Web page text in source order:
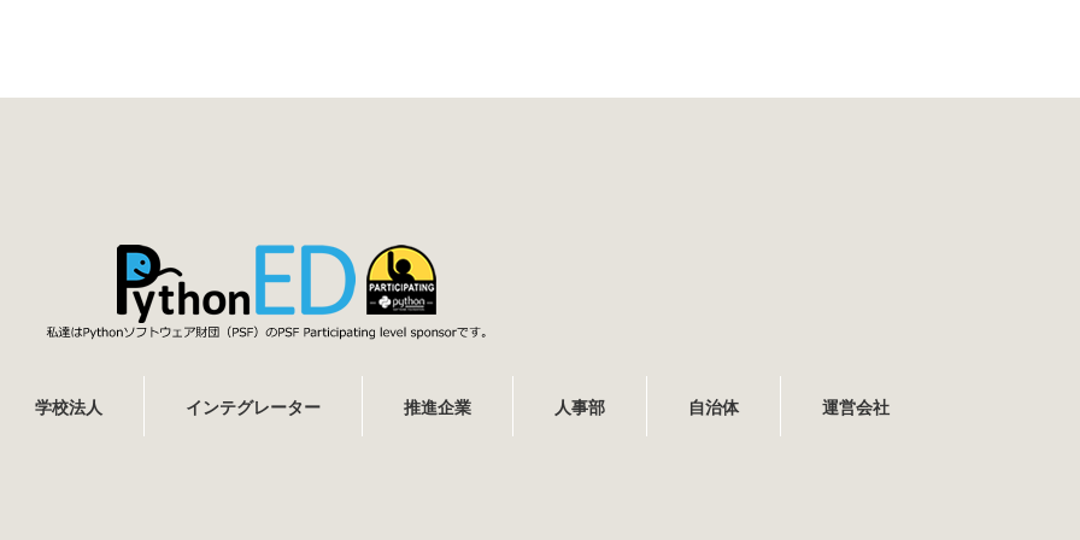
学校法人 インテグレーター 推進企業 人事部 自治体 運営会社